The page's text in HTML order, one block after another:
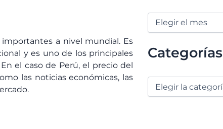
a nivel mundial. Es
y es uno de los principales
el caso de Perú, el precio del
las noticias económicas, las
Categorías